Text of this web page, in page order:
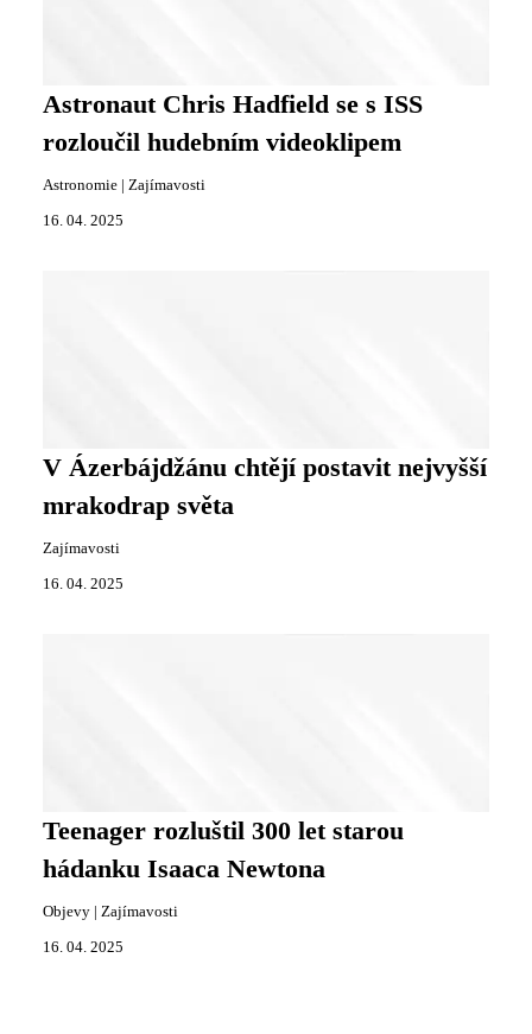
Astronaut Chris Hadfield se s ISS
rozloučil hudebním videoklipem
Astronomie Zajímavosti
16. 04. 2025
V Ázerbájdžánu chtějí postavit nejvyšší
mrakodrap světa
Zajímavosti
16. 04. 2025
Teenager rozluštil 300 let starou
hádanku Isaaca Newtona
Objevy Zajímavosti
16. 04. 2025